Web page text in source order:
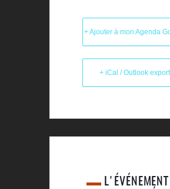
+ Ajouter à mon Agenda
+ iCal / Outlook export
L'ÉVÉNEMENT